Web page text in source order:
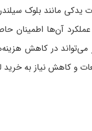
مانند بلوک
آن‌ها
می‌تواند در کاهش
و کاهش نیاز به خرید